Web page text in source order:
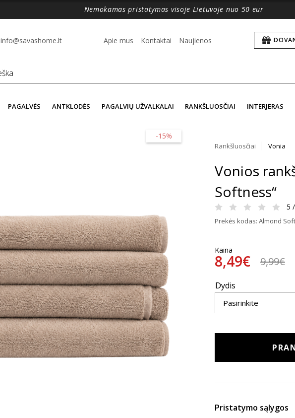
Nemokamas pristatymas visoje Lietuvoje nuo 50 eur
info@savashome.lt Apie mus Kontaktai Naujienos
PAGALVĖS ANTKLODĖS PAGALVIŲ UŽVALKALAI RANKŠLUOSČIAI INTERJERAS
-15%
Rankšluosčiai Vonia
Vonios
Softness“
5
Prekės kodas: Almond
Kaina
8,49€ 9,99€
Dydis
Pristatymo sąlygos